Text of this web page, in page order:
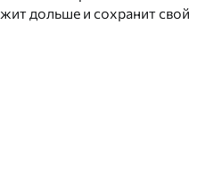
дольше и сохранит свой